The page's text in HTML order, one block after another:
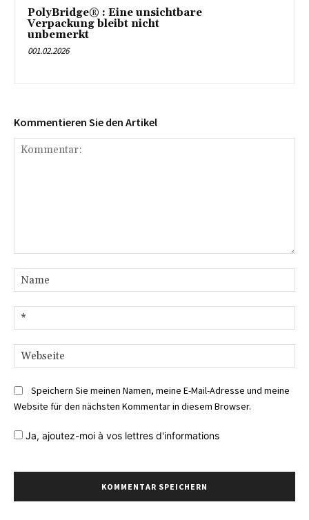
PolyBridge® : Eine unsichtbare
Verpackung bleibt nicht
unbemerkt
001.02.2026
Kommentieren Sie den Artikel
Speichern Sie meinen Namen, meine E-Mail-Adresse und meine
Website für den nächsten Kommentar in diesem Browser.
Ja, ajoutez-moi à vos lettres d'informations